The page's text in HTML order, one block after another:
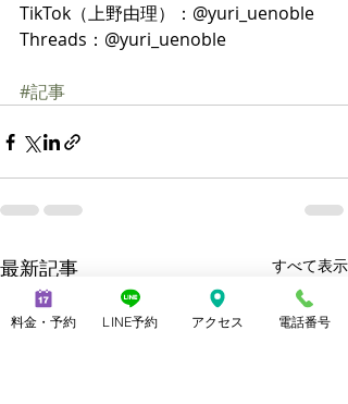
TikTok（上野由理）：@yuri_uenoble
Threads：@yuri_uenoble
#記事
最新記事 すべて表示
料金・予約 LINE予約 アクセス 電話番号